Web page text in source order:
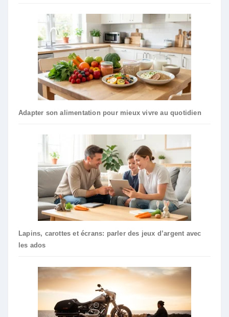
Adapter son alimentation pour mieux vivre au quotidien
Lapins, carottes et écrans: parler des jeux d’argent avec
les ados